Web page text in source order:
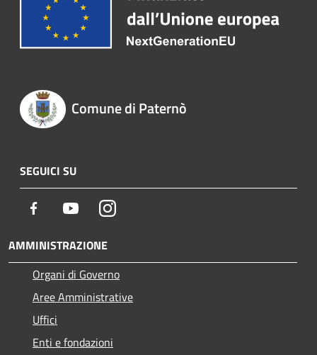
Comune di Paternò
SEGUICI SU
Facebook YoutubeInstagram
AMMINISTRAZIONE
Organi di Governo
Aree Amministrative
Uffici
Enti e fondazioni